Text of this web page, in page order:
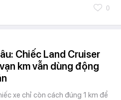
0
Chiếc Land Cruiser
km vẫn dùng động
xe chỉ còn cách đúng 1 km để